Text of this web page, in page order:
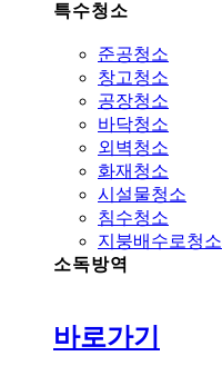
특수청소
준공청소
창고청소
공장청소
바닥청소
외벽청소
화재청소
시설물청소
침수청소
지붕배수로청소
소독방역
바로가기